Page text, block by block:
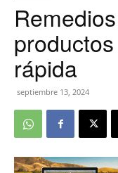
rápida
septiembre 13, 2024